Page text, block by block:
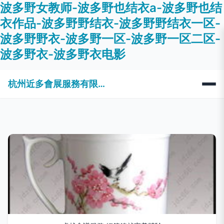
波多野女教师-波多野也结衣a-波多野也结
衣作品-波多野野结衣-波多野野结衣一区-
波多野野衣-波多野一区-波多野一区二区-
波多野衣-波多野衣电影
杭州近多會展服務有限公司